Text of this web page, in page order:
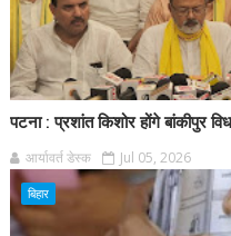
पटना : प्रशांत किशोर होंगे बांकीपुर
आर्यावर्त डेस्क Jul 05, 2026
बिहार